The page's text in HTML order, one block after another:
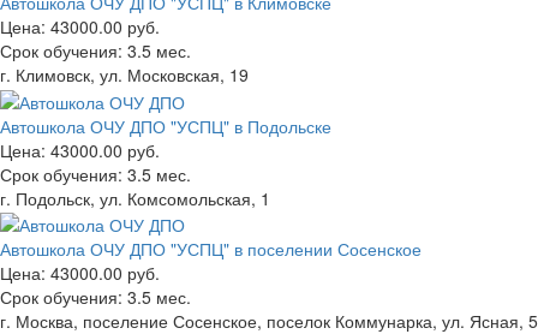
Цена: 43000.00 руб.
Срок обучения: 3.5 мес.
г. Климовск, ул. Московская, 19
Автошкола ОЧУ ДПО "УСПЦ" в Подольске
Цена: 43000.00 руб.
Срок обучения: 3.5 мес.
г. Подольск, ул. Комсомольская, 1
Автошкола ОЧУ ДПО "УСПЦ" в поселении Сосенское
Цена: 43000.00 руб.
Срок обучения: 3.5 мес.
г. Москва, поселение Сосенское, поселок Коммунарка, ул. Ясная, 5